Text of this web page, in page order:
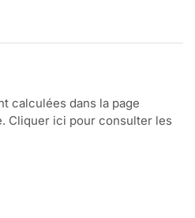
calculées dans la page
Cliquer ici pour consulter les